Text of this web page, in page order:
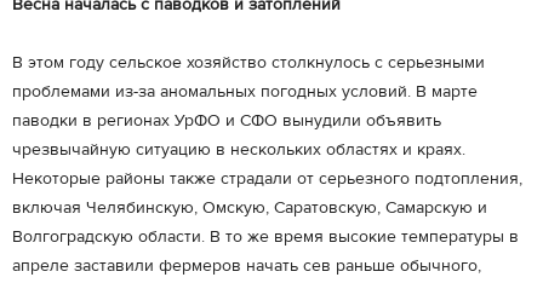
Весна началась с паводков и затоплений
В этом году сельское хозяйство столкнулось с серьезными
проблемами из-за аномальных погодных условий. В марте
паводки в регионах УрФО и СФО вынудили объявить
чрезвычайную ситуацию в нескольких областях и краях.
Некоторые районы также страдали от серьезного подтопления,
включая Челябинскую, Омскую, Саратовскую, Самарскую и
Волгоградскую области. В то же время высокие температуры в
апреле заставили фермеров начать сев раньше обычного,